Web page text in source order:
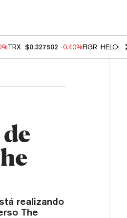
TRX $0.327502 -0.40%FIGR_HELOC
realizando
The